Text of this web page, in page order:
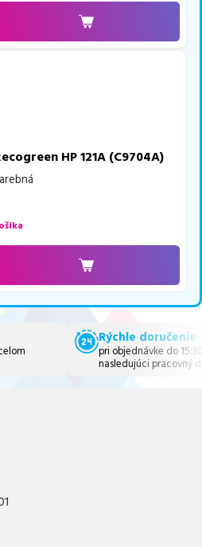
HP 121A (C9704A)
Rýchle doručenie
pri objednávke do
nasledujúci pracovný